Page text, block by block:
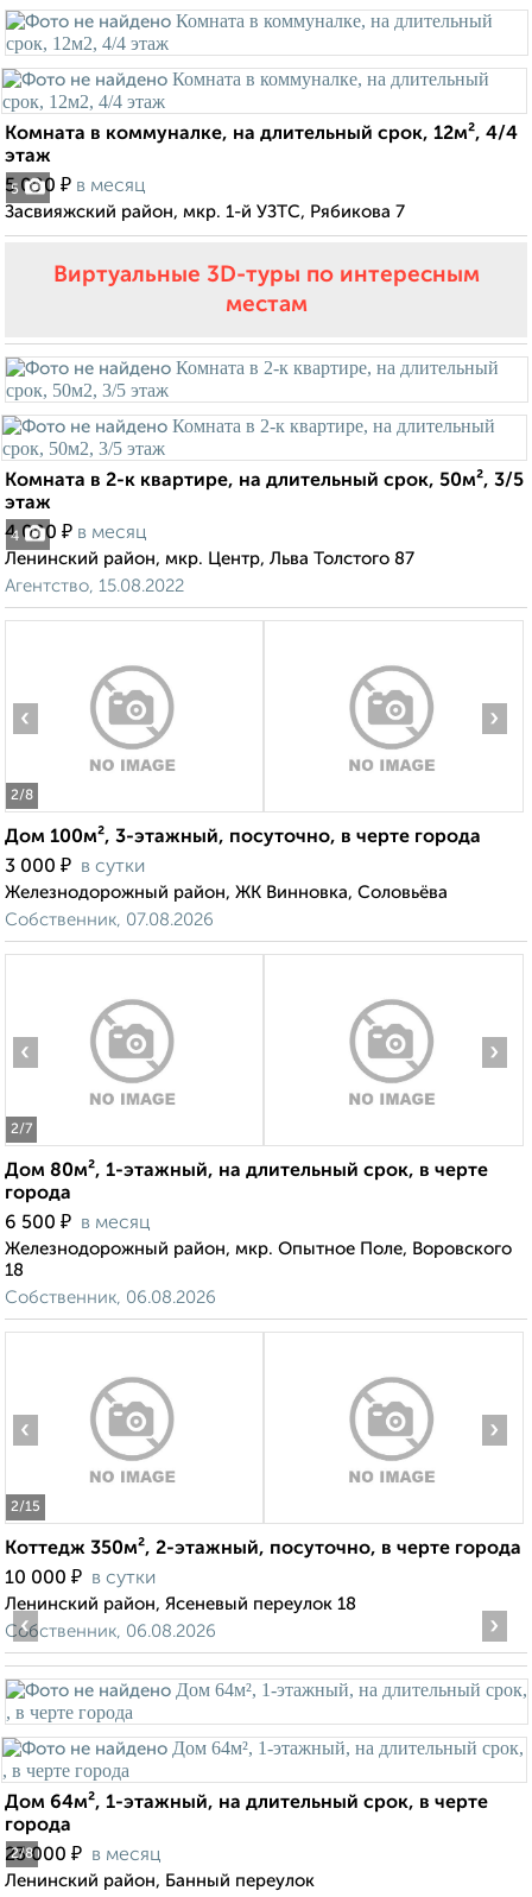
5
Комната в коммуналке, на длительный срок, 12м², 4/4
этаж
5 000 ₽ в месяц
Засвияжский район, мкр. 1-й УЗТС, Рябикова 7
Виртуальные 3D-туры по интересным
местам
4
Комната в 2-к квартире, на длительный срок, 50м², 3/5
этаж
4 000 ₽ в месяц
Ленинский район, мкр. Центр, Льва Толстого 87
Агентство, 15.08.2022
2/8
‹ ›
Дом 100м², 3-этажный, посуточно, в черте города
3 000 ₽ в сутки
Железнодорожный район, ЖК Винновка, Соловьёва
Собственник, 07.08.2026
2/7
‹ ›
Дом 80м², 1-этажный, на длительный срок, в черте
города
6 500 ₽ в месяц
Железнодорожный район, мкр. Опытное Поле, Воровского
18
Собственник, 06.08.2026
2/15
‹ ›
Коттедж 350м², 2-этажный, посуточно, в черте города
10 000 ₽ в сутки
Ленинский район, Ясеневый переулок 18
Собственник, 06.08.2026
2/8
‹ ›
Дом 64м², 1-этажный, на длительный срок, в черте
города
23 000 ₽ в месяц
Ленинский район, Банный переулок